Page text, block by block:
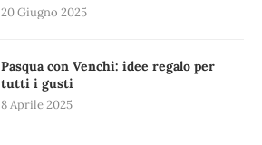
20 Giugno 2025
Pasqua con Venchi: idee regalo per
tutti i gusti
8 Aprile 2025